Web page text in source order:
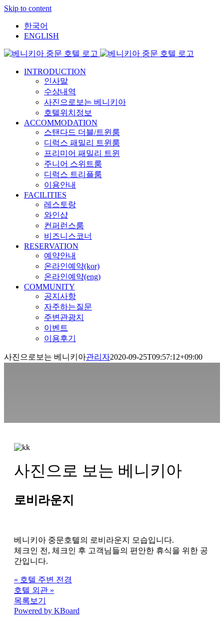
Skip to content
한국어
ENGLISH
INTRODUCTION
인사말
수상내역
사진으로보는 베니키아
호텔위치정보
ACCOMMODATION
스탠다드 더블/트윈룸
디럭스 패밀리 트윈룸
프리미어 패밀리 트윈
주니어 스위트룸
디럭스 트리플룸
이용안내
FACILITIES
레스토랑
와인샵
컨퍼런스룸
비즈니스코너
RESERVATION
예약안내
온라인예약(kor)
온라인예약(eng)
COMMUNITY
공지사항
자주하는질문
주변관광지
이벤트
이용후기
사진으로보는 베니키아관리자2020-09-25T09:57:12+09:00
사진으로 보는 베니키아
로비라운지
베니키아 중문호텔의 로비라운지 모습입니다.
체크인 전, 체크인 후 고객님들의 편안한 휴식을 위한 공
간입니다.
« 호텔 주변 전경
호텔 외관 »
목록보기
Powered by KBoard